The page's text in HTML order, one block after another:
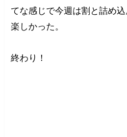
てな感じで今週は割と詰め
楽しかった。
終わり！